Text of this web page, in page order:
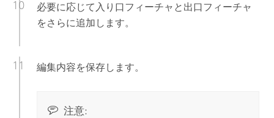
必要に応じて入り口フィーチャと出口フィーチャ
をさらに追加します。
編集内容を保存します。
注意: